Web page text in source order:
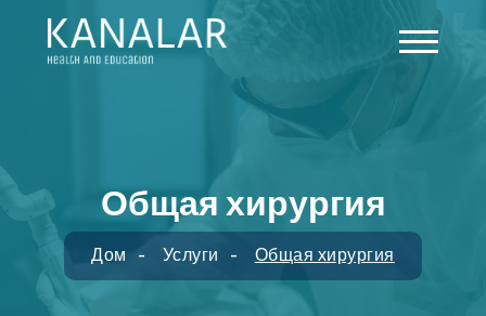
Общая хирургия
Дом Услуги Общая хирургия